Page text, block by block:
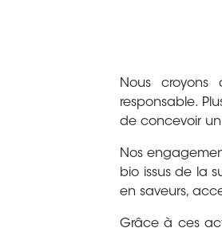
Nous
responsable.
de concevoir un
Nos
bio issus de la
en saveurs,
Grâce à ces